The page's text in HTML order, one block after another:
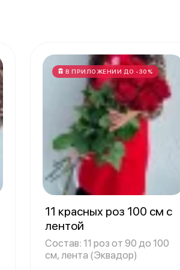
В ПРИЛОЖЕНИИ ДО -30%
11 красных роз 100 см с
лентой
Состав: 11 роз от 90 до 100
см, лента (Эквадор)